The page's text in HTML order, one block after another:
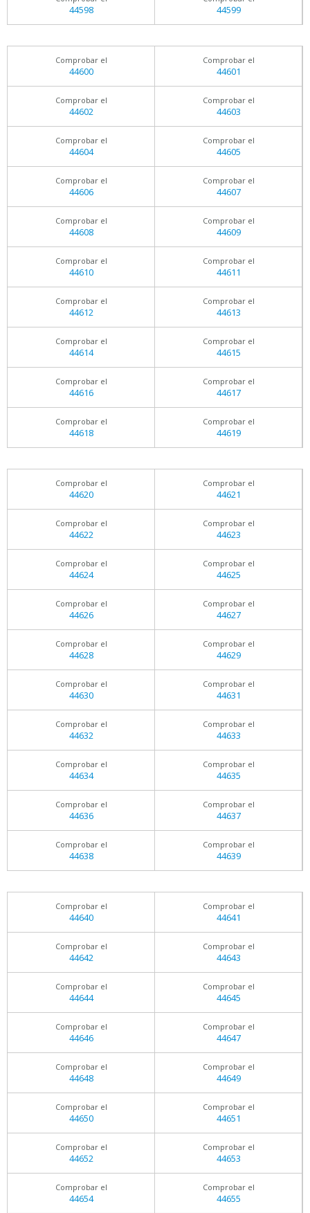
44598 44599
Comprobar el
44600
Comprobar el
44601
Comprobar el
44602
Comprobar el
44603
Comprobar el
44604
Comprobar el
44605
Comprobar el
44606
Comprobar el
44607
Comprobar el
44608
Comprobar el
44609
Comprobar el
44610
Comprobar el
44611
Comprobar el
44612
Comprobar el
44613
Comprobar el
44614
Comprobar el
44615
Comprobar el
44616
Comprobar el
44617
Comprobar el
44618
Comprobar el
44619
Comprobar el
44620
Comprobar el
44621
Comprobar el
44622
Comprobar el
44623
Comprobar el
44624
Comprobar el
44625
Comprobar el
44626
Comprobar el
44627
Comprobar el
44628
Comprobar el
44629
Comprobar el
44630
Comprobar el
44631
Comprobar el
44632
Comprobar el
44633
Comprobar el
44634
Comprobar el
44635
Comprobar el
44636
Comprobar el
44637
Comprobar el
44638
Comprobar el
44639
Comprobar el
44640
Comprobar el
44641
Comprobar el
44642
Comprobar el
44643
Comprobar el
44644
Comprobar el
44645
Comprobar el
44646
Comprobar el
44647
Comprobar el
44648
Comprobar el
44649
Comprobar el
44650
Comprobar el
44651
Comprobar el
44652
Comprobar el
44653
Comprobar el
44654
Comprobar el
44655